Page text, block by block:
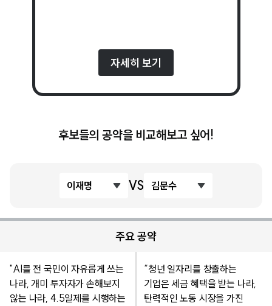
자세히 보기
후보들의 공약을 비교해보고 싶어!
이재명 VS 김문수
주요 공약
"AI를 전 국민이 자유롭게 쓰는
나라, 개미 투자자가 손해보지
않는 나라, 4.5일제를 시행하는
“청년 일자리를 창출하는
기업은 세금 혜택을 받는 나라,
탄력적인 노동 시장을 가진